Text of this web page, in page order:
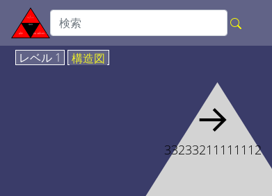
レベル 1 構造図
→
33233211111112